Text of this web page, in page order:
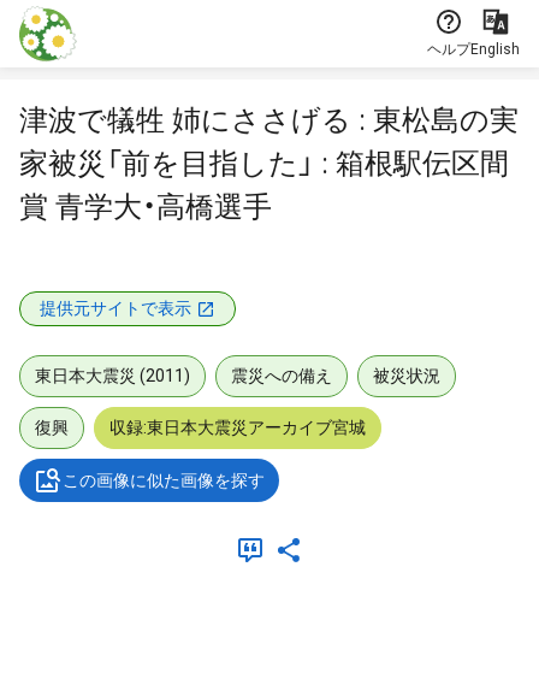
本文に飛ぶ
ヘルプEnglish
津波で犠牲 姉にささげる : 東松島の実
家被災「前を目指した」 : 箱根駅伝区間
賞 青学大・高橋選手
提供元サイトで表示
東日本大震災 (2011) 震災への備え 被災状況
復興 収録:東日本大震災アーカイブ宮城
この画像に似た画像を探す